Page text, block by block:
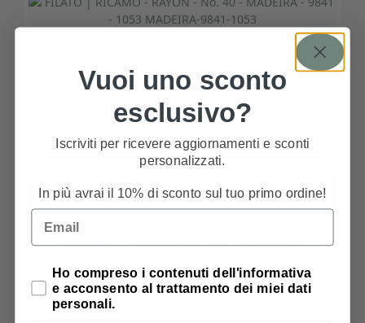
MADEIRA – Rayon – No. 40 – 9841-1053
4,99€
MADEIRA – Rayon – No. 40 – 9841-1035
Vuoi uno sconto
esclusivo?
Iscriviti per ricevere aggiornamenti e sconti
personalizzati.
In più avrai il 10% di sconto sul tuo primo ordine!
Email
Privacy Policy
Ho compreso i contenuti dell'informativa
e acconsento al trattamento dei miei dati
personali.